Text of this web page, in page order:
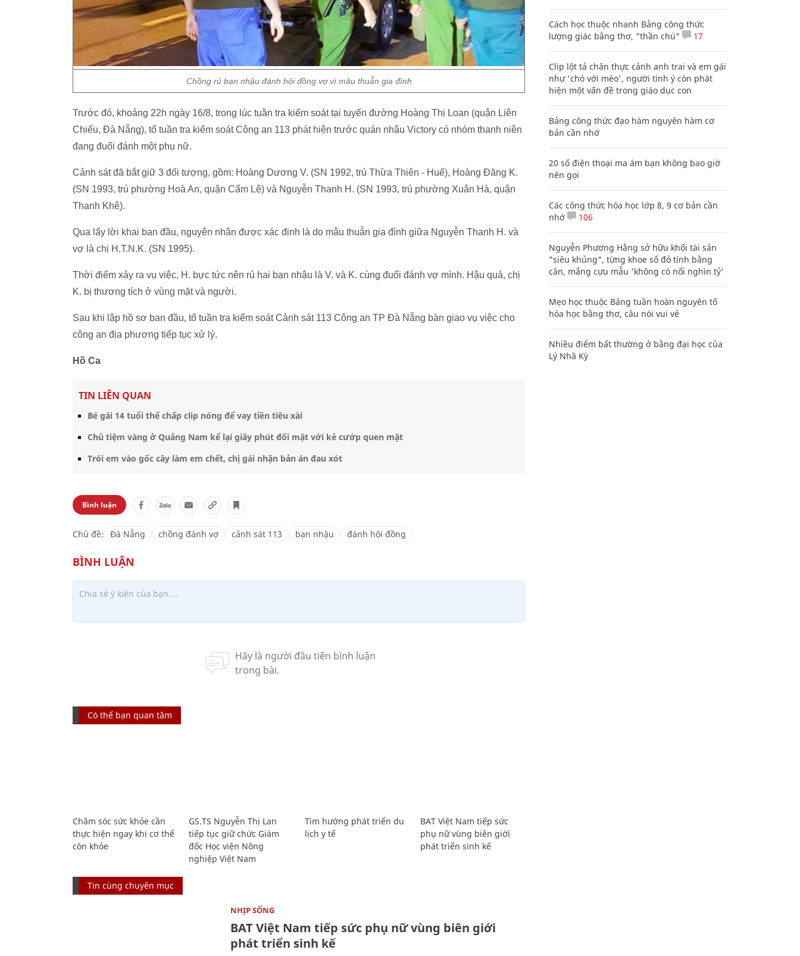
Chồng rủ bạn nhậu đánh hội đồng vợ vì mâu thuẫn gia đình
Trước đó, khoảng 22h ngày 16/8, trong lúc tuần tra kiểm soát tại tuyến đường Hoàng Thị Loan (quận Liên
Chiểu, Đà Nẵng), tổ tuần tra kiểm soát Công an 113 phát hiện trước quán nhậu Victory có nhóm thanh niên
đang đuổi đánh một phụ nữ.
Cảnh sát đã bắt giữ 3 đối tượng, gồm: Hoàng Dương V. (SN 1992, trú Thừa Thiên - Huế), Hoàng Đăng K.
(SN 1993, trú phường Hoà An, quận Cẩm Lệ) và Nguyễn Thanh H. (SN 1993, trú phường Xuân Hà, quận
Thanh Khê).
Qua lấy lời khai ban đầu, nguyên nhân được xác định là do mâu thuẫn gia đình giữa Nguyễn Thanh H. và
vợ là chị H.T.N.K. (SN 1995).
Thời điểm xảy ra vụ việc, H. bực tức nên rủ hai bạn nhậu là V. và K. cùng đuổi đánh vợ mình. Hậu quả, chị
K. bị thương tích ở vùng mặt và người.
Sau khi lập hồ sơ ban đầu, tổ tuần tra kiểm soát Cảnh sát 113 Công an TP Đà Nẵng bàn giao vụ việc cho
công an địa phương tiếp tục xử lý.
Hồ Ca
TIN LIÊN QUAN
Bé gái 14 tuổi thế chấp clip nóng để vay tiền tiêu xài
Chủ tiệm vàng ở Quảng Nam kể lại giây phút đối mặt với kẻ cướp quen mặt
Trói em vào gốc cây làm em chết, chị gái nhận bản án đau xót
Bình luận
Chủ đề: Đà Nẵng chồng đánh vợ cảnh sát 113 bạn nhậu đánh hội đồng
Có thể bạn quan tâm
Chăm sóc sức khỏe cần
thực hiện ngay khi cơ thể
còn khỏe
GS.TS Nguyễn Thị Lan
tiếp tục giữ chức Giám
đốc Học viện Nông
nghiệp Việt Nam
Tìm hướng phát triển du
lịch y tế
BAT Việt Nam tiếp sức
phụ nữ vùng biên giới
phát triển sinh kế
Tin cùng chuyên mục
NHỊP SỐNG
BAT Việt Nam tiếp sức phụ nữ vùng biên giới
phát triển sinh kế
Cách học thuộc nhanh Bảng công thức
lượng giác bằng thơ, "thần chú"
17
Clip lột tả chân thực cảnh anh trai và em gái
như 'chó với mèo', người tinh ý còn phát
hiện một vấn đề trong giáo dục con
Bảng công thức đạo hàm nguyên hàm cơ
bản cần nhớ
20 số điện thoại ma ám bạn không bao giờ
nên gọi
Các công thức hóa học lớp 8, 9 cơ bản cần
nhớ
106
Nguyễn Phương Hằng sở hữu khối tài sản
"siêu khủng", từng khoe sổ đỏ tính bằng
cân, mắng cựu mẫu 'không có nổi nghìn tỷ'
Mẹo học thuộc Bảng tuần hoàn nguyên tố
hóa học bằng thơ, câu nói vui vẻ
Nhiều điểm bất thường ở bằng đại học của
Lý Nhã Kỳ